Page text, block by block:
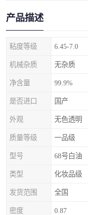
产品描述
粘度等级 6.45-7.0
机械杂质 无杂质
净含量 99.9%
是否进口 国产
外观 无色透明
质量等级 一品级
型号 68号白油
类型 化妆品级
发货范围 全国
密度 0.87